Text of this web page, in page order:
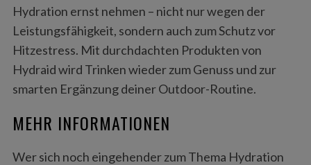
Hydration ernst nehmen – nicht nur wegen der
Leistungsfähigkeit, sondern auch zum Schutz vor
Hitzestress. Mit durchdachten Produkten von
Hydraid wird Trinken wieder zum Genuss und zur
smarten Ergänzung deiner Outdoor-Routine.
MEHR INFORMATIONEN
Wer sich noch eingehender zum Thema Hydration